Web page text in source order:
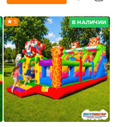
В НАЛИЧИИ
5